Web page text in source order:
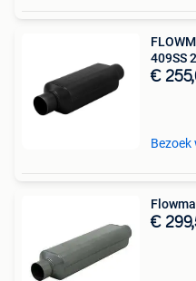
409SS
€
Bezoek
€